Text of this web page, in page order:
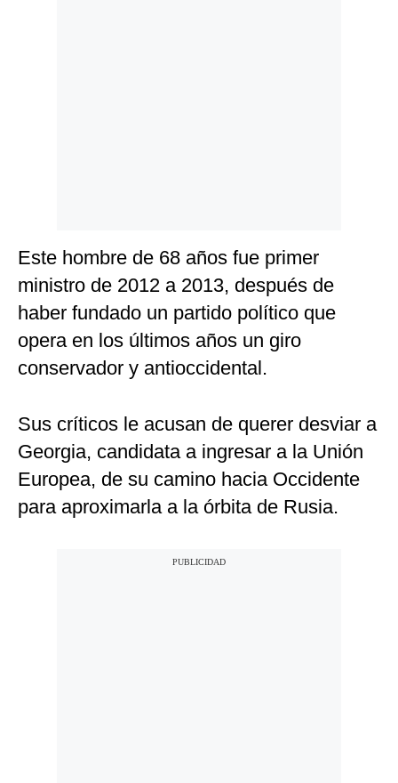
Este hombre de 68 años fue primer
ministro de 2012 a 2013, después de
haber fundado un partido político que
opera en los últimos años un giro
conservador y antioccidental.
Sus críticos le acusan de querer desviar a
Georgia, candidata a ingresar a la Unión
Europea, de su camino hacia Occidente
para aproximarla a la órbita de Rusia.